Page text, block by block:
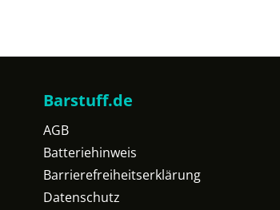
Barstuff.de
AGB
Batteriehinweis
Barrierefreiheitserklärung
Datenschutz